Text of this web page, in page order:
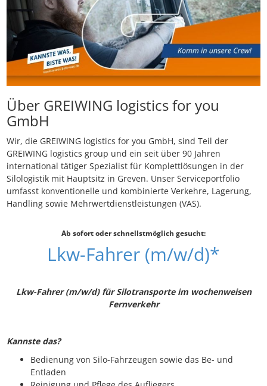
Über GREIWING logistics for you
GmbH
Wir, die GREIWING logistics for you GmbH, sind Teil der
GREIWING logistics group und ein seit über 90 Jahren
international tätiger Spezialist für Komplettlösungen in der
Silologistik mit Hauptsitz in Greven. Unser Serviceportfolio
umfasst konventionelle und kombinierte Verkehre, Lagerung,
Handling sowie Mehrwertdienstleistungen (VAS).
Ab sofort oder schnellstmöglich gesucht:
Lkw-Fahrer (m/w/d)*
Lkw-Fahrer (m/w/d) für Silotransporte im wochenweisen
Fernverkehr
Kannste das?
Bedienung von Silo-Fahrzeugen sowie das Be- und
Entladen